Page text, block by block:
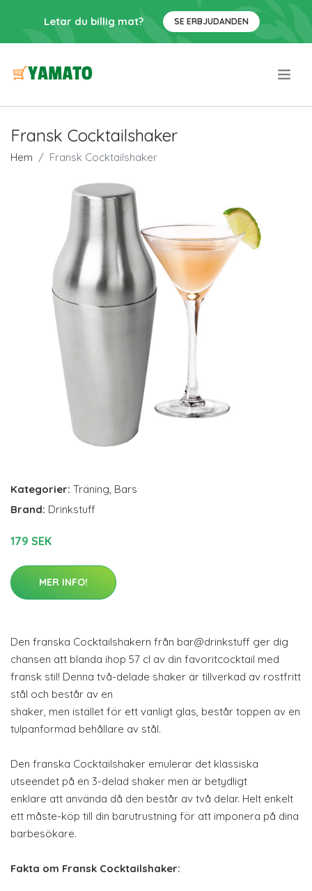
Letar du billig mat? SE ERBJUDANDEN
Fransk Cocktailshaker
Hem Fransk Cocktailshaker
Kategorier: Träning, Bars
Brand: Drinkstuff
179 SEK
MER INFO!
Den franska Cocktailshakern från bar@drinkstuff ger dig
chansen att blanda ihop 57 cl av din favoritcocktail med
fransk stil! Denna två-delade shaker är tillverkad av rostfritt
stål och består av en
shaker, men istället för ett vanligt glas, består toppen av en
tulpanformad behållare av stål.
Den franska Cocktailshaker emulerar det klassiska
utseendet på en 3-delad shaker men är betydligt
enklare att använda då den består av två delar. Helt enkelt
ett måste-köp till din barutrustning för att imponera på dina
barbesökare.
Fakta om Fransk Cocktailshaker: